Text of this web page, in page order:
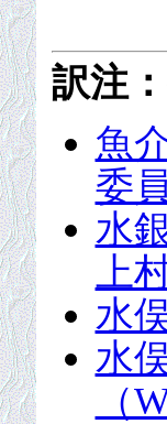
訳注
魚
委
水
上
水
水
（